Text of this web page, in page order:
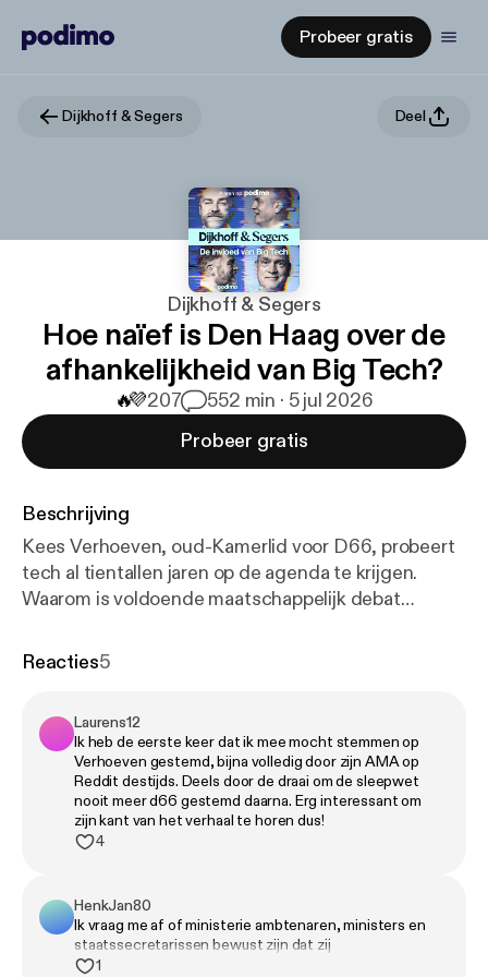
Probeer gratis
Dijkhoff & Segers Deel
Dijkhoff & Segers
Hoe naïef is Den Haag over de
afhankelijkheid van Big Tech?
🔥💜207 552 min · 5 jul 2026
Probeer gratis
Beschrijving
Kees Verhoeven, oud-Kamerlid voor D66, probeert
tech al tientallen jaren op de agenda te krijgen.
Waarom is voldoende maatschappelijk debat
verhouding tussen politiek en ICT? Verhoven is nu
Den Haag en de techwereld en wat de rol van
Europa hierin kan zijn. Hij is positief over wat er in
Den Haag al is bereikt, maar benadrukt dat
waakzaamheid geboden blijft. "Technologie zou ons
moeten ontplooien, maar omdat het niet goed
laatste aflevering in onze serie over Big Tech. De
gesprekken met Marietje Schaake, Jelle Postma,
Onno Blom & Oscar Lepoeter en Huib Modderkolk
Reacties5
Laurens12
Ik heb de eerste keer dat ik mee mocht stemmen op
Verhoeven gestemd, bijna volledig door zijn AMA op
Reddit destijds. Deels door de draai om de sleepwet
nooit meer d66 gestemd daarna. Erg interessant om
zijn kant van het verhaal te horen dus!
4
HenkJan80
Ik vraag me af of ministerie ambtenaren, ministers en
staatssecretarissen bewust zijn dat zij
verantwoordelijk zijn en niet het gereedschap waar ze
1